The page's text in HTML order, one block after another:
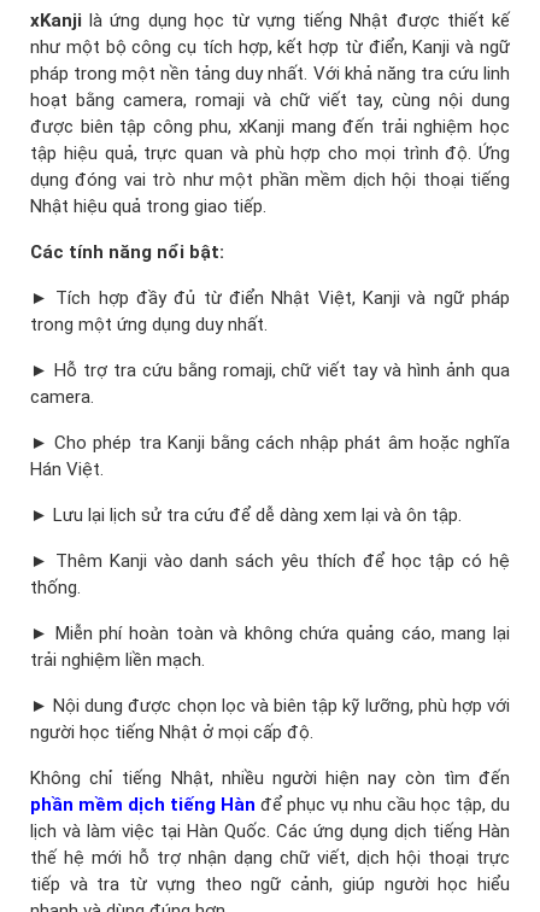
xKanji là ứng dụng học từ vựng tiếng Nhật được thiết kế
như một bộ công cụ tích hợp, kết hợp từ điển, Kanji và ngữ
pháp trong một nền tảng duy nhất. Với khả năng tra cứu linh
hoạt bằng camera, romaji và chữ viết tay, cùng nội dung
được biên tập công phu, xKanji mang đến trải nghiệm học
tập hiệu quả, trực quan và phù hợp cho mọi trình độ. Ứng
dụng đóng vai trò như một phần mềm dịch hội thoại tiếng
Nhật hiệu quả trong giao tiếp.
Các tính năng nổi bật:
► Tích hợp đầy đủ từ điển Nhật Việt, Kanji và ngữ pháp
trong một ứng dụng duy nhất.
► Hỗ trợ tra cứu bằng romaji, chữ viết tay và hình ảnh qua
camera.
► Cho phép tra Kanji bằng cách nhập phát âm hoặc nghĩa
Hán Việt.
► Lưu lại lịch sử tra cứu để dễ dàng xem lại và ôn tập.
► Thêm Kanji vào danh sách yêu thích để học tập có hệ
thống.
► Miễn phí hoàn toàn và không chứa quảng cáo, mang lại
trải nghiệm liền mạch.
► Nội dung được chọn lọc và biên tập kỹ lưỡng, phù hợp với
người học tiếng Nhật ở mọi cấp độ.
Không chỉ tiếng Nhật, nhiều người hiện nay còn tìm đến
phần mềm dịch tiếng Hàn để phục vụ nhu cầu học tập, du
lịch và làm việc tại Hàn Quốc. Các ứng dụng dịch tiếng Hàn
thế hệ mới hỗ trợ nhận dạng chữ viết, dịch hội thoại trực
tiếp và tra từ vựng theo ngữ cảnh, giúp người học hiểu